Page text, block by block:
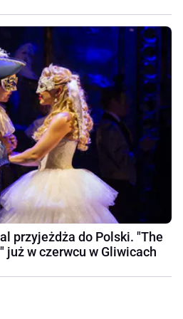
przyjeżdża do Polski. "The
już w czerwcu w Gliwicach